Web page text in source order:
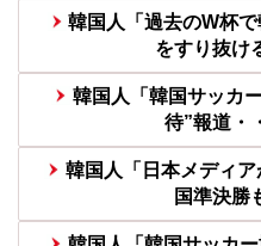
韓国人「過去のW杯
をすり抜け
韓国人「韓国サッカ
待”報道・
韓国人「日本メディ
国準決勝